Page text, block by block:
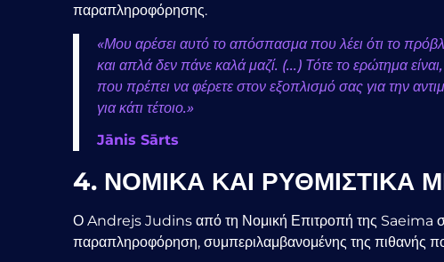
παραπληροφόρησης.
«Μου αρέσει αυτό το απόσπασμα που λέει ότι το
και απλά δεν πάνε καλά μαζί. (...) Τότε το ερώτημα
που πρέπει να φέρετε στον εξοπλισμό σας για την
για κάτι τέτοιο.»
Jānis Sārts
4. ΝΟΜΙΚΑ ΚΑΙ ΡΥΘΜΙΣΤΙΚΑ
Ο Andrejs Judins από τη Νομική Επιτροπή της Saeima
παραπληροφόρηση, συμπεριλαμβανομένης της πιθανής